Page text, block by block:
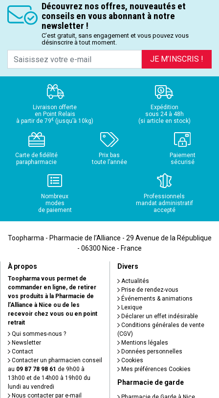
Découvrez nos offres, nouveautés et
conseils en vous abonnant à notre
newsletter !
C’est gratuit, sans engagement et vous pouvez vous
désinscrire à tout moment.
JE M’INSCRIS !
Livraison offerte
en Point Relais
à partir de 79€ (jusqu’à 10kg)
Expédition
sous 24 à 48h
(si article en stock)
Carte de fidélité
parapharmacie
Prix bas
toute l’année
Paiement
sécurisé
Nombreux
modes
de paiement
Professionnels
mandat administratif
accepté
Toopharma - Pharmacie de l’Alliance - 29 Avenue de la République
- 06300 Nice - France
À propos
Toopharma vous permet de
commander en ligne, de retirer
vos produits à la Pharmacie de
l’Alliance à Nice ou de les
recevoir chez vous ou en point
retrait
Qui sommes-nous ?
Newsletter
Contact
Contacter un pharmacien conseil
au 09 87 78 98 61 de 9h00 à
13h00 et de 14h00 à 19h00 du
lundi au vendredi
Nous contacter par e-mail
Divers
Actualités
Prise de rendez-vous
Événements & animations
Lexique
Déclarer un effet indésirable
Conditions générales de vente
(CGV)
Mentions légales
Données personnelles
Cookies
Mes préférences Cookies
Pharmacie de garde